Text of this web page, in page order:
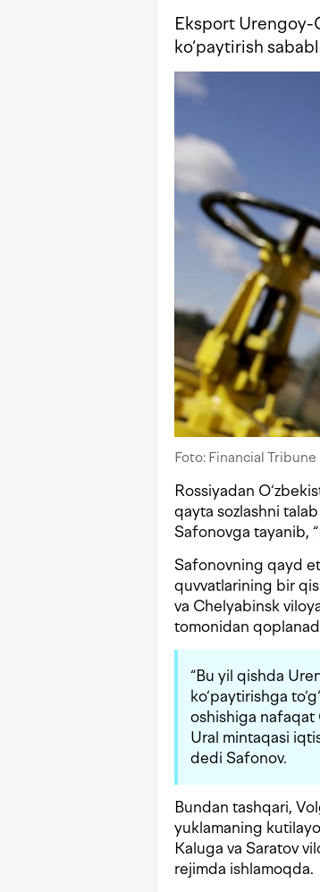
Eksport Urengoy-
ko‘paytirish
Foto: Financial Tribune
Rossiyadan
qayta sozlashni
Safonovga tayanib,
Safonovning qayd
quvvatlarining bir
va Chelyabinsk
tomonidan
“Bu yil qishda
ko‘paytirishga
oshishiga nafaqat
Ural mintaqasi
dedi Safonov.
Bundan tashqari,
yuklamaning
Kaluga va Saratov
rejimda ishlamoqda.